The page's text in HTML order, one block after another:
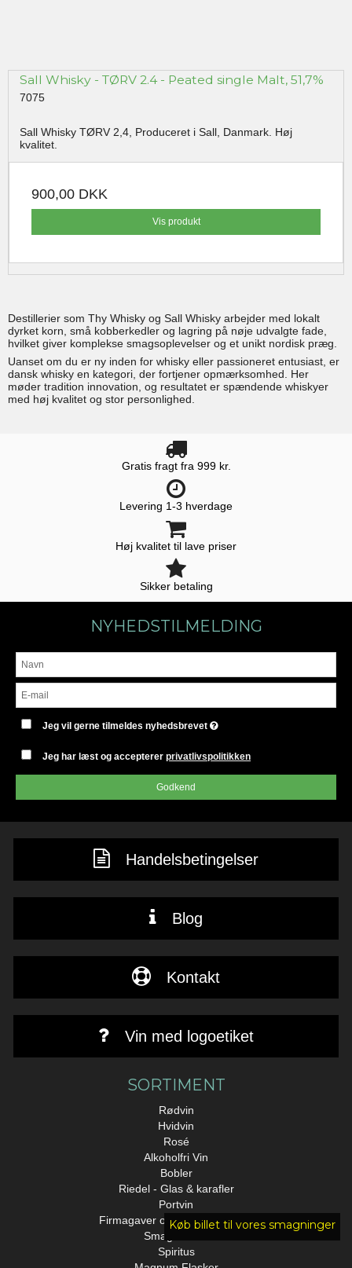
Sall Whisky - TØRV 2.4 - Peated single Malt, 51,7%
7075
Sall Whisky TØRV 2,4, Produceret i Sall, Danmark. Høj
kvalitet.
900,00 DKK
Vis produkt
Destillerier som Thy Whisky og Sall Whisky arbejder med lokalt
dyrket korn, små kobberkedler og lagring på nøje udvalgte fade,
hvilket giver komplekse smagsoplevelser og et unikt nordisk præg.
Uanset om du er ny inden for whisky eller passioneret entusiast, er
dansk whisky en kategori, der fortjener opmærksomhed. Her
møder tradition innovation, og resultatet er spændende whiskyer
med høj kvalitet og stor personlighed.
Gratis fragt fra 999 kr.
Levering 1-3 hverdage
Høj kvalitet til lave priser
Sikker betaling
Køb billet til vores smagninger
NYHEDSTILMELDING
Jeg vil gerne tilmeldes nyhedsbrevet
Jeg har læst og acceptererprivatlivspolitikken
Godkend
Handelsbetingelser
Blog
Kontakt
Vin med logoetiket
SORTIMENT
Rødvin
Hvidvin
Rosé
Alkoholfri Vin
Bobler
Riedel - Glas & karafler
Portvin
Firmagaver og personalegaver
Smagekasse
Spiritus